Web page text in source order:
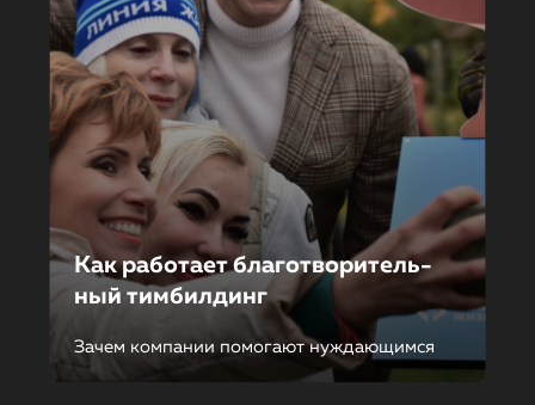
Как работает благотворитель­
ный тимбилдинг
Зачем компании помогают нуждающимся